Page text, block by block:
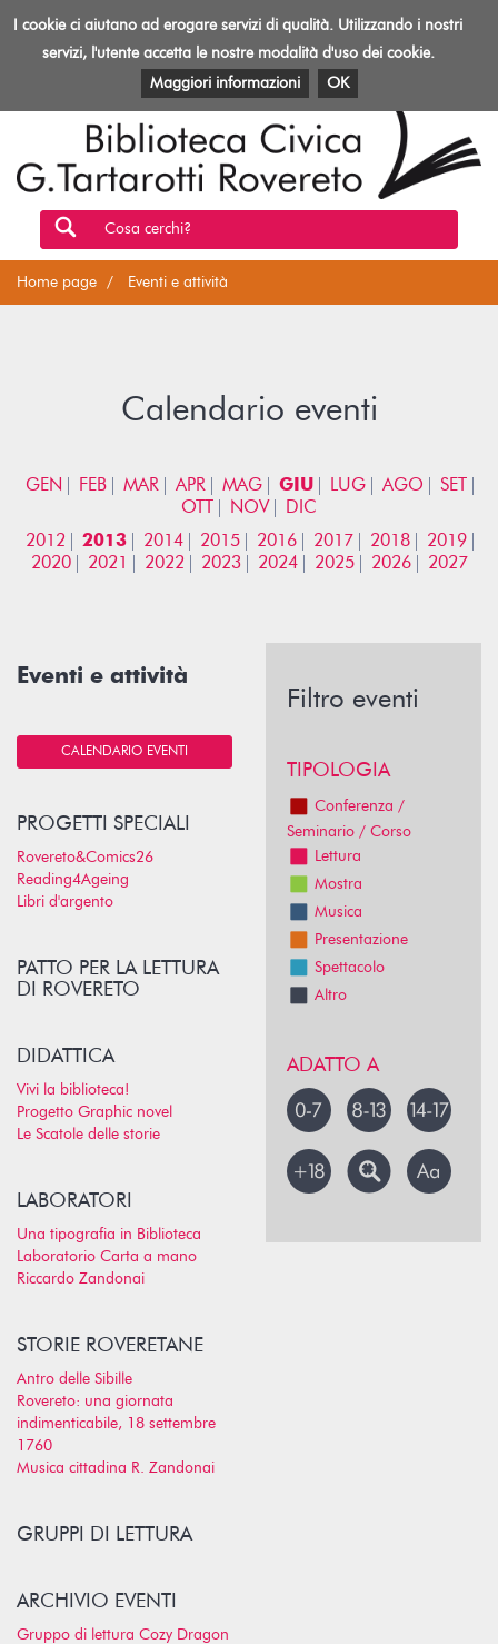
Toggle
Biblioteca
Rovereto
EVENTI E ATTIVITÀ PATRIMONIO E RISORSE
Cosa cerchi?
Home page Eventi e attività
Calendario eventi
GEN FEB MAR APR MAG GIU LUG AGO
SET
OTT
NOV
DIC
2012
2013 2014 2015 2016 2017 2018
2019
2020
2021 2022 2023 2024 2025 2026 2027
Eventi e attività
CALENDARIO EVENTI
PROGETTI SPECIALI
Rovereto&Comics26
Reading4Ageing
Libri d'argento
PATTO PER LA LETTURA
DI ROVERETO
DIDATTICA
Vivi la biblioteca!
Progetto Graphic novel
Le Scatole delle storie
LABORATORI
Una tipografia in Biblioteca
Laboratorio Carta a mano
Riccardo Zandonai
STORIE ROVERETANE
Antro delle Sibille
Rovereto: una giornata
indimenticabile, 18 settembre
1760
Musica cittadina R. Zandonai
GRUPPI DI LETTURA
ARCHIVIO EVENTI
Gruppo di lettura Cozy Dragon
Filtro eventi
TIPOLOGIA
Conferenza /
Seminario / Corso
Lettura
Mostra
Musica
Presentazione
Spettacolo
Altro
ADATTO A
I cookie ci aiutano ad erogare servizi di qualità. Utilizzando i nostri
servizi, l'utente accetta le nostre modalità d'uso dei cookie.
Maggiori informazioni
OK